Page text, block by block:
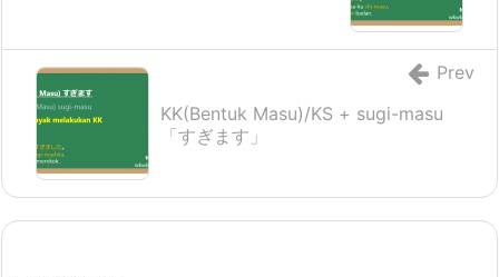
KK(Bentuk Masu)/KS + sugi-masu
「すぎます」
Prev